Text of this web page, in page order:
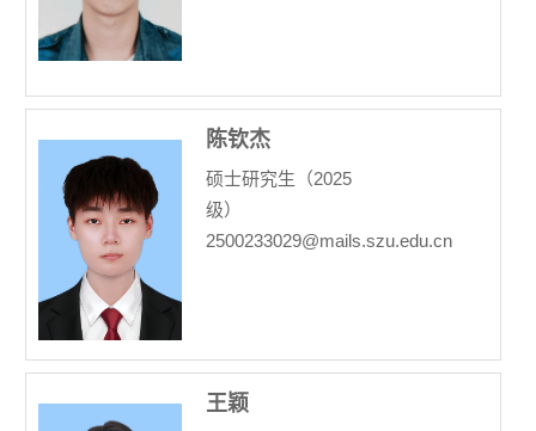
陈钦杰
硕士研究生（2025
级）
2500233029@mails.szu.edu.cn
王颖